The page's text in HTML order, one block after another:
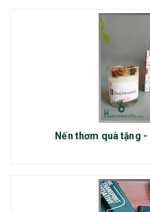
Nến thơm quà tặng